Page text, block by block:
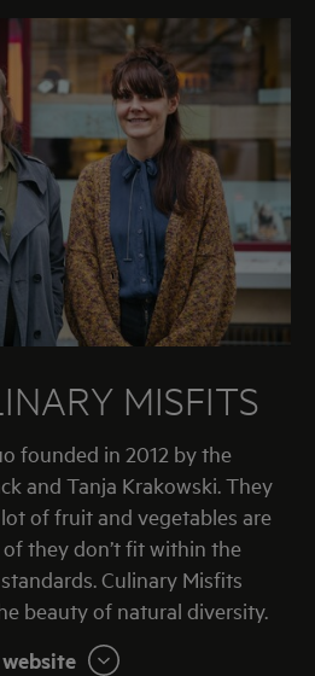
MISFITS
and Tanja Krakowski. They
of fruit and vegetables are
they don’t fit within the
Culinary Misfits
beauty of natural diversity.